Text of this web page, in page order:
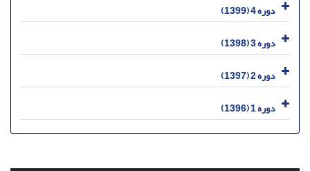
دوره 4 (1399)
دوره 3 (1398)
دوره 2 (1397)
دوره 1 (1396)